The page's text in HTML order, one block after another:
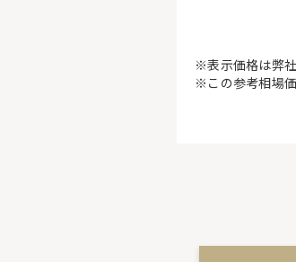
※表示価格は弊
※この参考相場